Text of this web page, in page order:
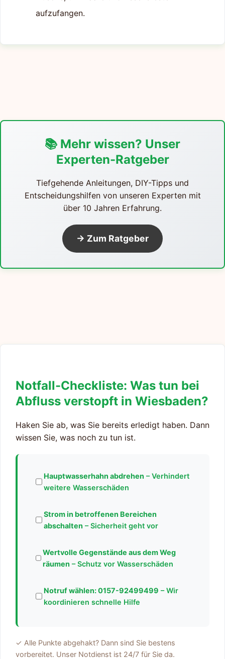
aufzufangen.
📚 Mehr wissen? Unser
Experten-Ratgeber
Tiefgehende Anleitungen, DIY-Tipps und
Entscheidungshilfen von unseren Experten mit
über 10 Jahren Erfahrung.
→ Zum Ratgeber
Notfall-Checkliste: Was tun bei
Abfluss verstopft in Wiesbaden?
Haken Sie ab, was Sie bereits erledigt haben. Dann
wissen Sie, was noch zu tun ist.
Hauptwasserhahn abdrehen – Verhindert
weitere Wasserschäden
Strom in betroffenen Bereichen
abschalten – Sicherheit geht vor
Wertvolle Gegenstände aus dem Weg
räumen – Schutz vor Wasserschäden
Notruf wählen:0157-92499499 – Wir
koordinieren schnelle Hilfe
✓ Alle Punkte abgehakt? Dann sind Sie bestens
vorbereitet. Unser Notdienst ist 24/7 für Sie da.